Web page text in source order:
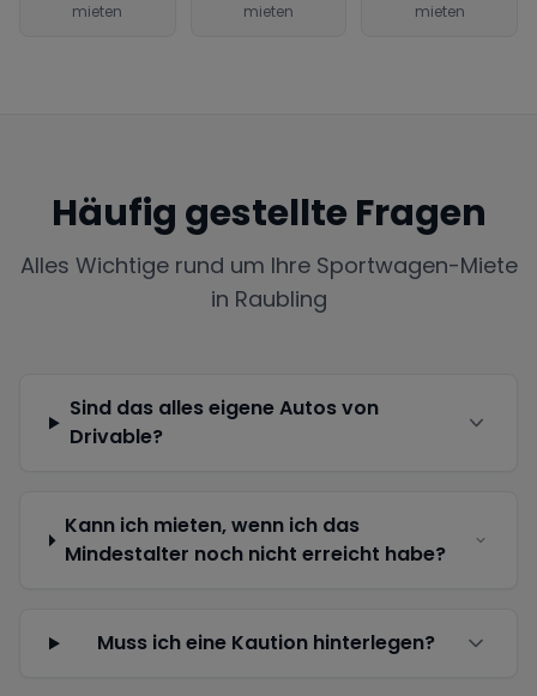
mieten mieten mieten
Häufig gestellte Fragen
Alles Wichtige rund um Ihre Sportwagen-Miete
in Raubling
Sind das alles eigene Autos von
Drivable?
Kann ich mieten, wenn ich das
Mindestalter noch nicht erreicht habe?
Muss ich eine Kaution hinterlegen?